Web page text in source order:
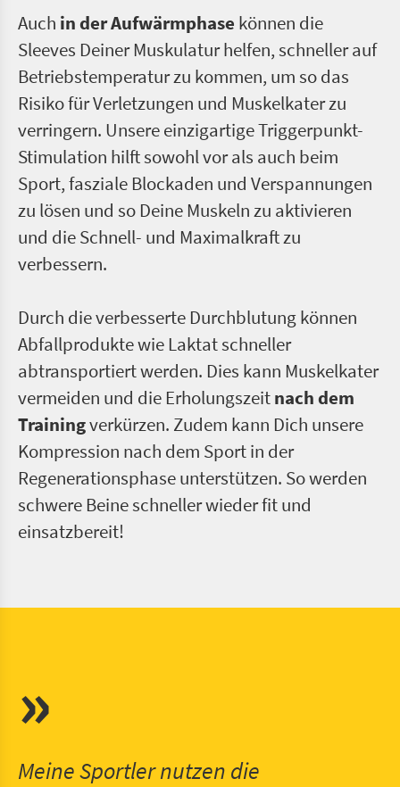
Auch in der Aufwärmphase können die
Sleeves Deiner Muskulatur helfen, schneller auf
Betriebstemperatur zu kommen, um so das
Risiko für Verletzungen und Muskelkater zu
verringern. Unsere einzigartige Triggerpunkt-
Stimulation hilft sowohl vor als auch beim
Sport, fasziale Blockaden und Verspannungen
zu lösen und so Deine Muskeln zu aktivieren
und die Schnell- und Maximalkraft zu
verbessern.
Durch die verbesserte Durchblutung können
Abfallprodukte wie Laktat schneller
abtransportiert werden. Dies kann Muskelkater
vermeiden und die Erholungszeitnach dem
Trainingverkürzen. Zudem kann Dich unsere
Kompression nach dem Sport in der
Regenerationsphase unterstützen. So werden
schwere Beine schneller wieder fit und
einsatzbereit!
»
Meine Sportler nutzen die